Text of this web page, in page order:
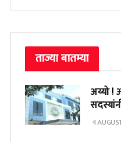
ताज्या बातम्या
अय्यो !
4